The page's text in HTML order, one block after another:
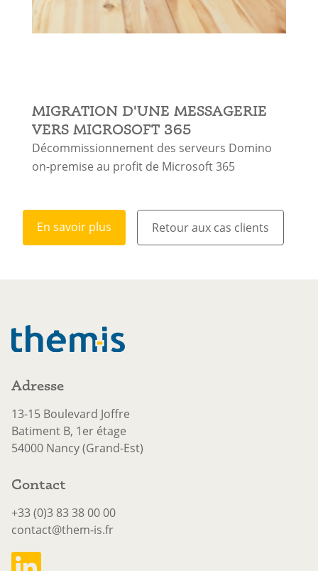
MIGRATION D'UNE MESSAGERIE
VERS MICROSOFT 365
Décommissionnement des serveurs Domino
on-premise au profit de Microsoft 365
En savoir plus
En savoir plus
Retour aux cas clients
Retour aux cas clients
Adresse
13-15 Boulevard Joffre
Batiment B, 1er étage
54000 Nancy (Grand-Est)
Contact
+33 (0)3 83 38 00 00
contact@them-is.fr